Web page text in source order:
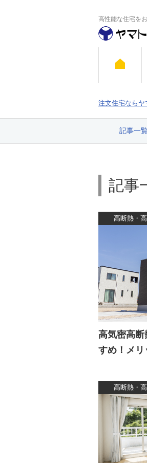
高性能な住宅を
注文住宅ならヤ
記事一
記事
高断熱・
高気密高
すめ！メ
高断熱・